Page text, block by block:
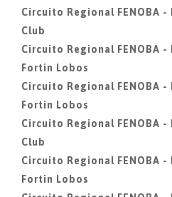
Circuito Regional FENOBA -
Club
Circuito Regional FENOBA -
Fortin Lobos
Circuito Regional FENOBA -
Fortin Lobos
Circuito Regional FENOBA -
Club
Circuito Regional FENOBA -
Fortin Lobos